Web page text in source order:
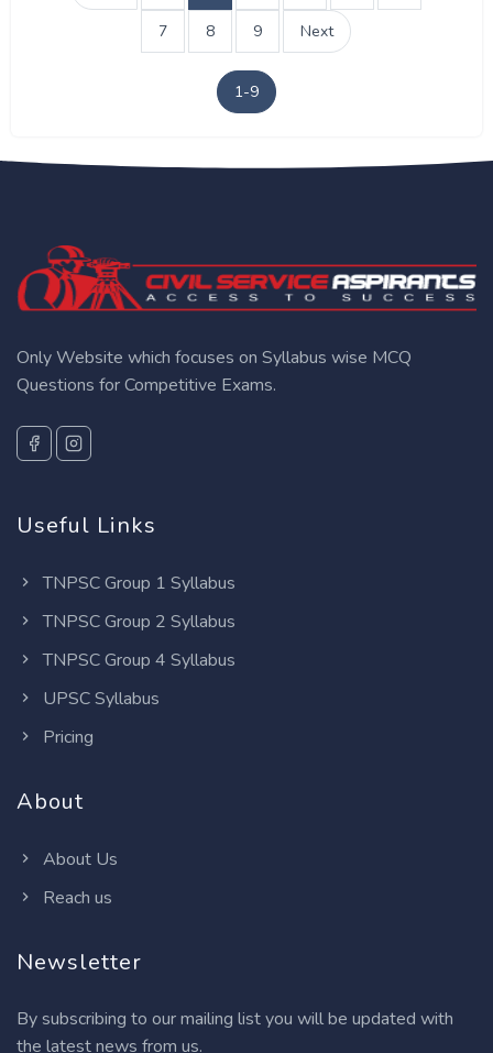
7 8 9 Next
1-9
Only Website which focuses on Syllabus wise MCQ
Questions for Competitive Exams.
Useful Links
TNPSC Group 1 Syllabus
TNPSC Group 2 Syllabus
TNPSC Group 4 Syllabus
UPSC Syllabus
Pricing
About
About Us
Reach us
Newsletter
By subscribing to our mailing list you will be updated with
the latest news from us.